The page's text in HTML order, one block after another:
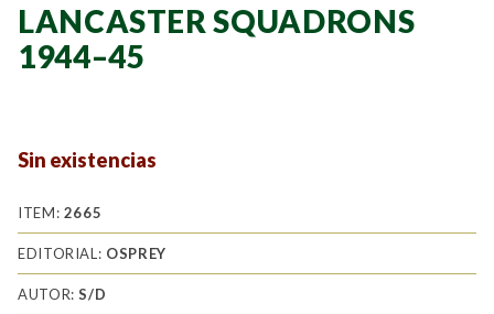
LANCASTER SQUADRONS
1944–45
Sin existencias
ITEM: 2665
EDITORIAL: OSPREY
AUTOR:S/D